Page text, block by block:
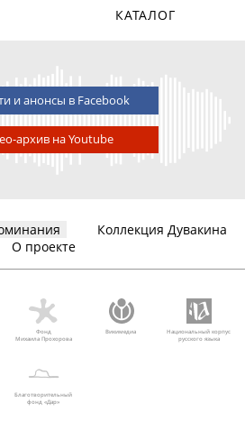
КАТАЛОГ
и анонсы в Facebook
архив на Youtube
Коллекция Дувакина
О проекте
Фонд
Михаила Прохорова
Викимедиа
Национальный корпус
русского языка
Благотворительный
фонд «Дар»